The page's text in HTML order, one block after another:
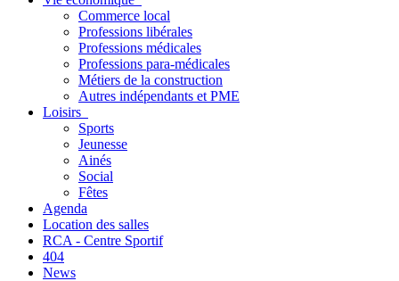
Commerce local
Professions libérales
Professions médicales
Professions para-médicales
Métiers de la construction
Autres indépendants et PME
Loisirs
Sports
Jeunesse
Ainés
Social
Fêtes
Agenda
Location des salles
RCA - Centre Sportif
404
News